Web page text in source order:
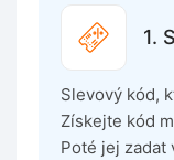
1.
Slevový kód,
Získejte kód
Poté jej zadat